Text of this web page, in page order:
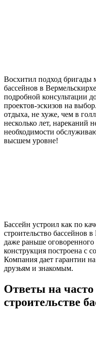
Восхитил подход бригады
бассейнов в
подробной консультации
проектов-эскизов на
отдыха, не хуже, чем в
несколько лет, нареканий
необходимости
высшем уровне!
Бассейн устроил как по
строительство бассейнов
даже раньше
конструкция построена с
Компания дает гарантии
друзьям и знакомым.
Ответы на
строительстве